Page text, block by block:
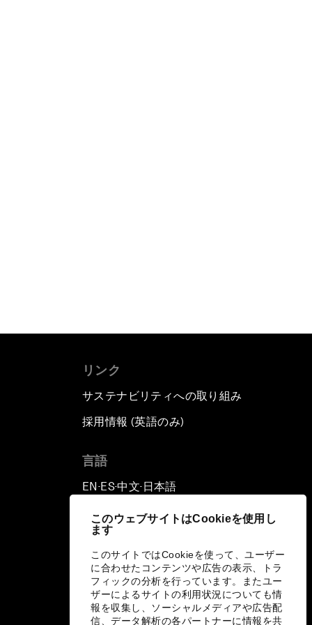
このウェブサイトはCookieを使用し
ます
このサイトではCookieを使って、ユーザー
に合わせたコンテンツや広告の表示、トラ
フィックの分析を行っています。またユー
ザーによるサイトの利用状況についても情
報を収集し、ソーシャルメディアや広告配
信、データ解析の各パートナーに情報を共
リンク
サステナビリティへの取り組み
採用情報 (英語のみ)
言語
EN ▪ ES▪中文▪ 日本語